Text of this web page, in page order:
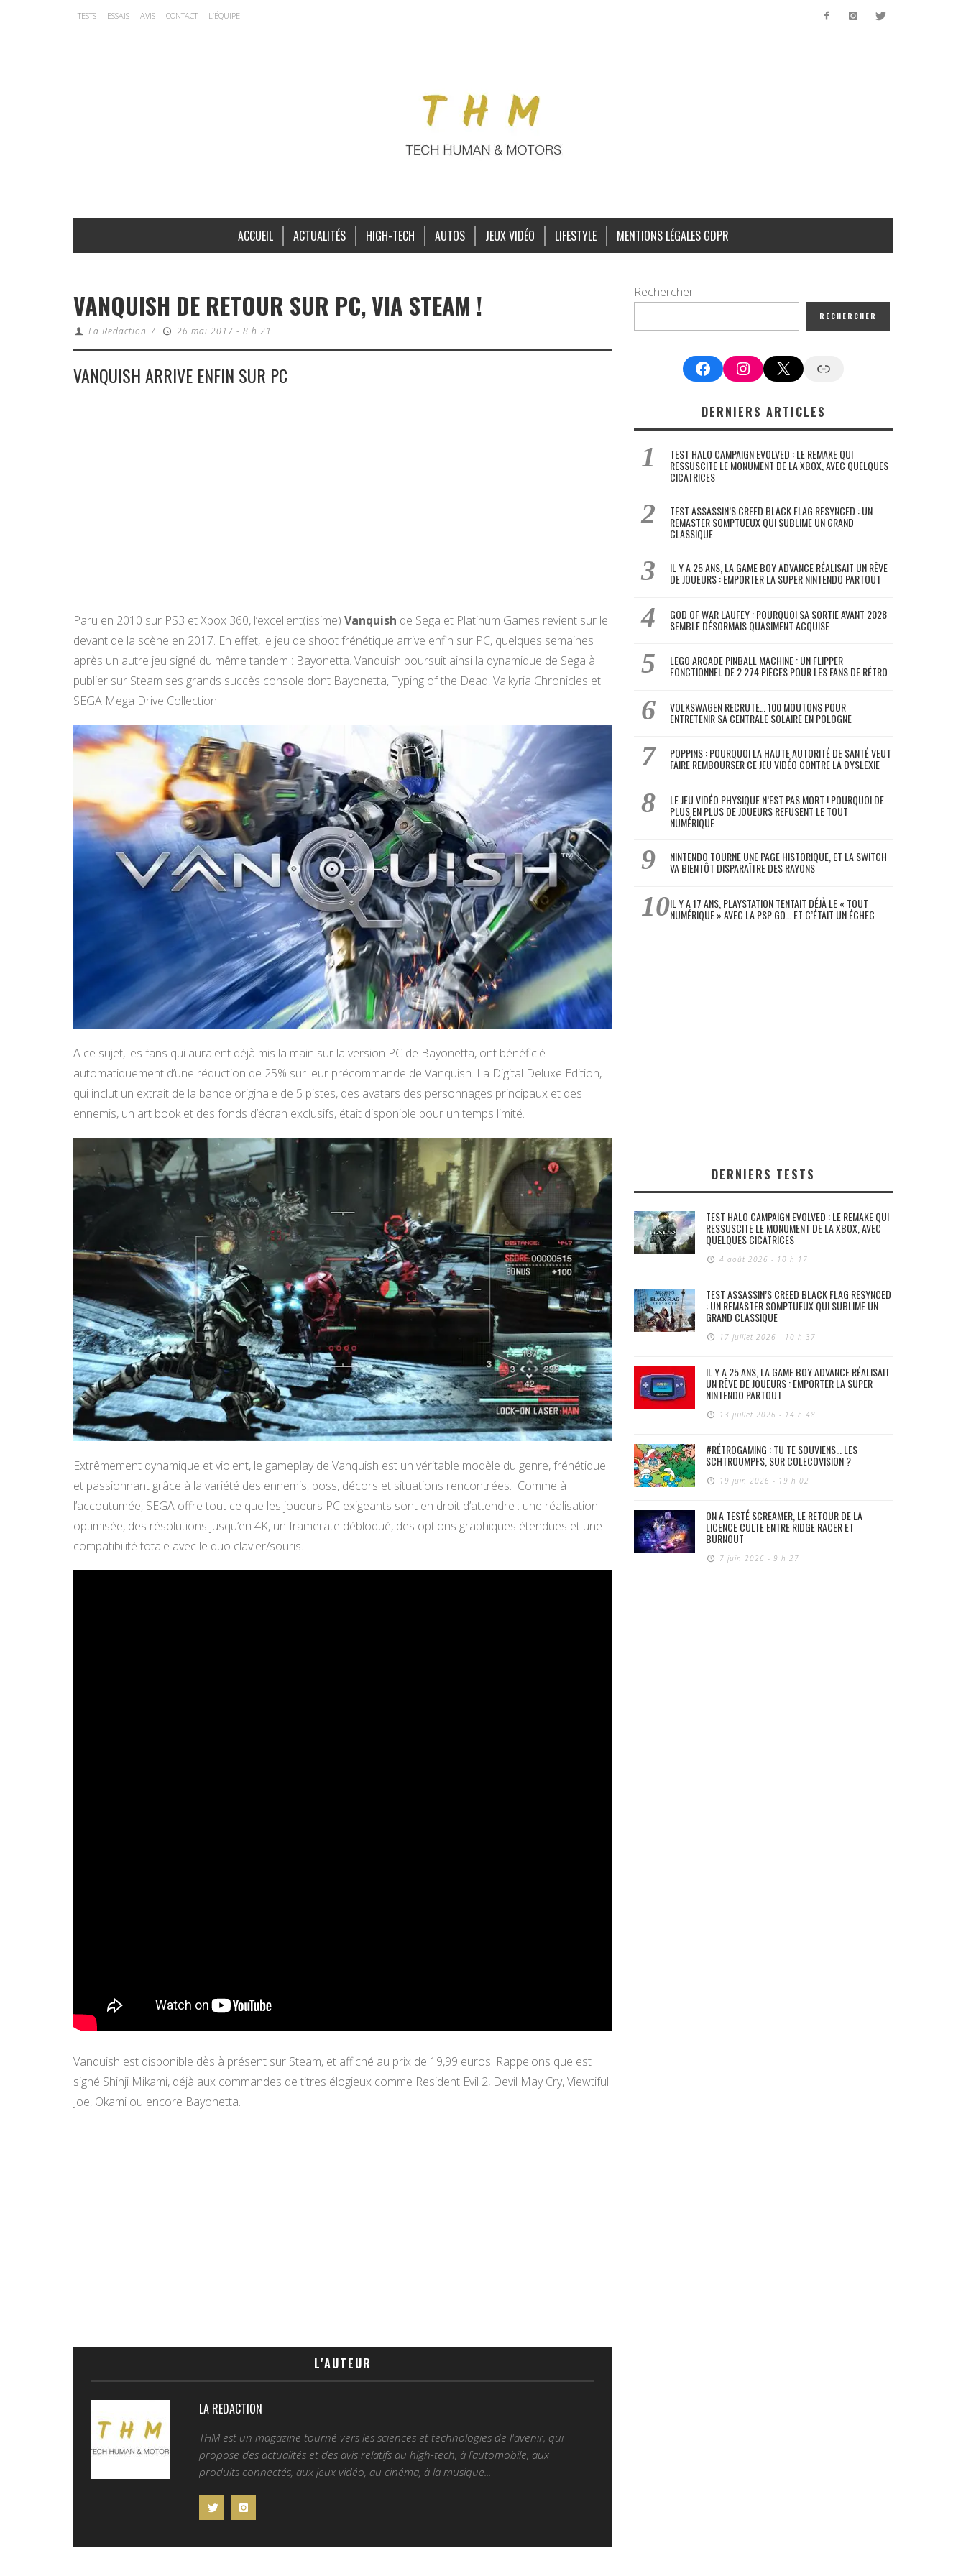
TESTS ESSAIS AVIS CONTACT L’ÉQUIPE
ACCUEIL ACTUALITÉS HIGH-TECH AUTOS JEUX VIDÉO LIFESTYLE MENTIONS LÉGALES GDPR
VANQUISH DE RETOUR SUR PC, VIA STEAM !
La Redaction / 26 mai 2017 - 8 h 21
VANQUISH ARRIVE ENFIN SUR PC
Paru en 2010 sur PS3 et Xbox 360, l’excellent(issime) Vanquish de Sega et Platinum Games revient sur le
devant de la scène en 2017. En effet, le jeu de shoot frénétique arrive enfin sur PC, quelques semaines
après un autre jeu signé du même tandem : Bayonetta. Vanquish poursuit ainsi la dynamique de Sega à
publier sur Steam ses grands succès console dont Bayonetta, Typing of the Dead, Valkyria Chronicles et
SEGA Mega Drive Collection.
A ce sujet, les fans qui auraient déjà mis la main sur la version PC de Bayonetta, ont bénéficié
automatiquement d’une réduction de 25% sur leur précommande de Vanquish. La Digital Deluxe Edition,
qui inclut un extrait de la bande originale de 5 pistes, des avatars des personnages principaux et des
ennemis, un art book et des fonds d’écran exclusifs, était disponible pour un temps limité.
Extrêmement dynamique et violent, le gameplay de Vanquish est un véritable modèle du genre, frénétique
et passionnant grâce à la variété des ennemis, boss, décors et situations rencontrées. Comme à
l’accoutumée, SEGA offre tout ce que les joueurs PC exigeants sont en droit d’attendre : une réalisation
optimisée, des résolutions jusqu’en 4K, un framerate débloqué, des options graphiques étendues et une
compatibilité totale avec le duo clavier/souris.
Vanquish est disponible dès à présent sur Steam, et affiché au prix de 19,99 euros. Rappelons que est
signé Shinji Mikami, déjà aux commandes de titres élogieux comme Resident Evil 2, Devil May Cry, Viewtiful
Joe, Okami ou encore Bayonetta.
L'AUTEUR
LA REDACTION
THM est un magazine tourné vers les sciences et technologies de l'avenir, qui
propose des actualités et des avis relatifs au high-tech, à l’automobile, aux
produits connectés, aux jeux vidéo, au cinéma, à la musique...
Rechercher
RECHERCHER
FacebookInstagram
X Google News
DERNIERS ARTICLES
TEST HALO CAMPAIGN EVOLVED : LE REMAKE QUI
RESSUSCITE LE MONUMENT DE LA XBOX, AVEC QUELQUES
CICATRICES
TEST ASSASSIN’S CREED BLACK FLAG RESYNCED : UN
REMASTER SOMPTUEUX QUI SUBLIME UN GRAND
CLASSIQUE
IL Y A 25 ANS, LA GAME BOY ADVANCE RÉALISAIT UN RÊVE
DE JOUEURS : EMPORTER LA SUPER NINTENDO PARTOUT
GOD OF WAR LAUFEY : POURQUOI SA SORTIE AVANT 2028
SEMBLE DÉSORMAIS QUASIMENT ACQUISE
LEGO ARCADE PINBALL MACHINE : UN FLIPPER
FONCTIONNEL DE 2 274 PIÈCES POUR LES FANS DE RÉTRO
VOLKSWAGEN RECRUTE… 100 MOUTONS POUR
ENTRETENIR SA CENTRALE SOLAIRE EN POLOGNE
POPPINS : POURQUOI LA HAUTE AUTORITÉ DE SANTÉ VEUT
FAIRE REMBOURSER CE JEU VIDÉO CONTRE LA DYSLEXIE
LE JEU VIDÉO PHYSIQUE N’EST PAS MORT ! POURQUOI DE
PLUS EN PLUS DE JOUEURS REFUSENT LE TOUT
NUMÉRIQUE
NINTENDO TOURNE UNE PAGE HISTORIQUE, ET LA SWITCH
VA BIENTÔT DISPARAÎTRE DES RAYONS
IL Y A 17 ANS, PLAYSTATION TENTAIT DÉJÀ LE « TOUT
NUMÉRIQUE » AVEC LA PSP GO… ET C’ÉTAIT UN ÉCHEC
DERNIERS TESTS
TEST HALO CAMPAIGN EVOLVED : LE REMAKE QUI
RESSUSCITE LE MONUMENT DE LA XBOX, AVEC
QUELQUES CICATRICES
4 août 2026 - 10 h 17
TEST ASSASSIN’S CREED BLACK FLAG RESYNCED
: UN REMASTER SOMPTUEUX QUI SUBLIME UN
GRAND CLASSIQUE
17 juillet 2026 - 10 h 37
IL Y A 25 ANS, LA GAME BOY ADVANCE RÉALISAIT
UN RÊVE DE JOUEURS : EMPORTER LA SUPER
NINTENDO PARTOUT
13 juillet 2026 - 14 h 48
#RÉTROGAMING : TU TE SOUVIENS… LES
SCHTROUMPFS, SUR COLECOVISION ?
19 juin 2026 - 19 h 02
ON A TESTÉ SCREAMER, LE RETOUR DE LA
LICENCE CULTE ENTRE RIDGE RACER ET
BURNOUT
7 juin 2026 - 9 h 27